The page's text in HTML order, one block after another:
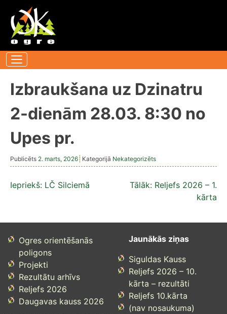
saturu
Izbraukšana uz Dzinatru
2-dienām 28.03. 8:30 no
Upes pr.
Publicēts 2. marts, 2026 Kategorijā Nekategorizēts
Ziņu
Iepriekš: LČ Silciemā Tālāk: Reljefs 2026 – 1.
kārta
Ogres orientēšanās
poligons
Projekti
Rezultātu arhīvs
Reljefs 2026
Daugavas kauss 2026
Jaunākās ziņas
Siguldas Kauss
Reljefs 2026 – 10.
kārta – rezultāti
Reljefs 10.kārta
(nav nosaukuma)